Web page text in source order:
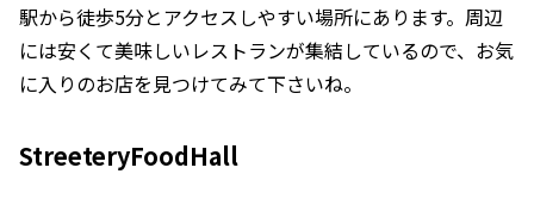
駅から徒歩5分とアクセスしやすい場所にあります。周辺
には安くて美味しいレストランが集結しているので、お気
に入りのお店を見つけてみて下さいね。
StreeteryFoodHall